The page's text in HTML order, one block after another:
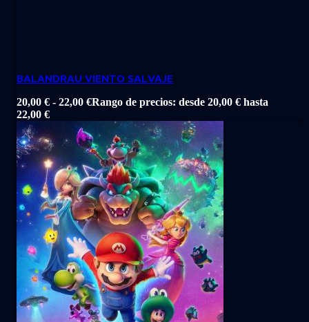
BALANDRAU VIENTO SALVAJE
20,00 € - 22,00 €Rango de precios: desde 20,00 € hasta
22,00 €